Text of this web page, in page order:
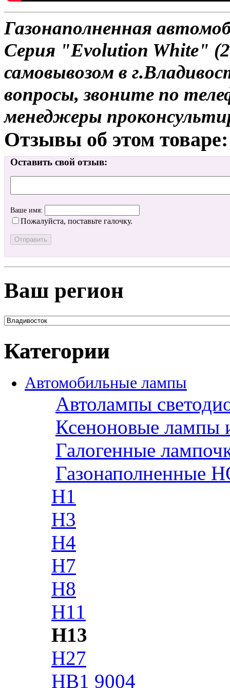
Газонаполненная
Серия "Evolution White"
самовывозом в
вопросы, звоните по
менеджеры
Отзывы об этом товаре:
Оставить свой отзыв:
Ваше имя:
Пожалуйста, поставьте галочку.
Ваш регион
Категории
Автомобильные лампы
Автолампы
Ксеноновые лампы
Галогенные
Газонаполненные
H1
H3
H4
H7
H8
H11
H13
H27
HB1 9004